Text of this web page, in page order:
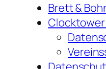
Brett &
Clocktower